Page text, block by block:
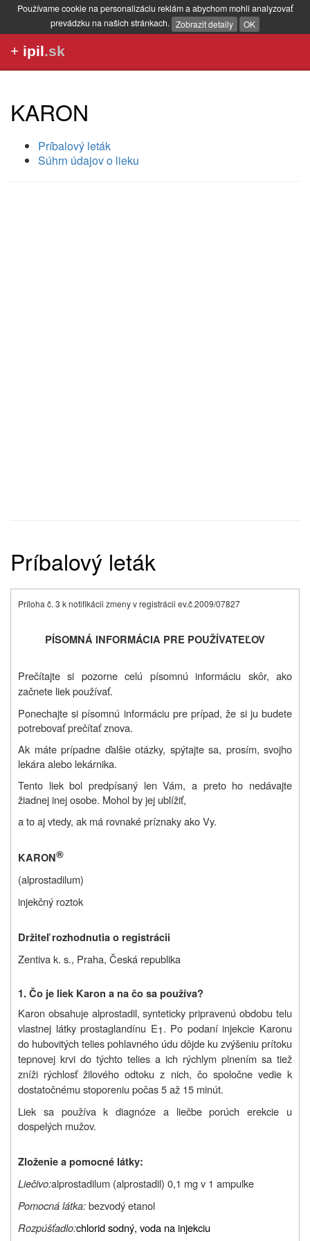
Používame cookie na personalizáciu reklám a abychom mohli analyzovať
prevádzku na našich stránkach. Zobrazit detaily OK
+ ipil.sk
KARON
Príbalový leták
Súhrn údajov o lieku
Príbalový leták
Príloha č. 3 k notifikácii zmeny v registrácii ev.č.2009/07827
PÍSOMNÁ INFORMÁCIA PRE POUŽÍVATEĽOV
Prečítajte si pozorne celú písomnú informáciu skôr, ako
začnete liek používať.
Ponechajte si písomnú informáciu pre prípad, že si ju budete
potrebovať prečítať znova.
Ak máte prípadne ďalšie otázky, spýtajte sa, prosím, svojho
lekára alebo lekárnika.
Tento liek bol predpísaný len Vám, a preto ho nedávajte
žiadnej inej osobe. Mohol by jej ublížiť,
a to aj vtedy, ak má rovnaké príznaky ako Vy.
KARON®
(alprostadilum)
injekčný roztok
Držiteľ rozhodnutia o registrácii
Zentiva k. s., Praha, Česká republika
1. Čo je liek Karon a na čo sa používa?
Karon obsahuje alprostadil, synteticky pripravenú obdobu telu
vlastnej látky prostaglandínu E1. Po podaní injekcie Karonu
do hubovitých telies pohlavného údu dôjde ku zvýšeniu prítoku
tepnovej krvi do týchto telies a ich rýchlym plnením sa tiež
zníži rýchlosť žilového odtoku z nich, čo spoločne vedie k
dostatočnému stoporeniu počas 5 až 15 minút.
Liek sa používa k diagnóze a liečbe porúch erekcie u
dospelých mužov.
Zloženiea pomocné látky:
Liečivo:alprostadilum (alprostadil) 0,1 mg v 1 ampulke
Pomocná látka:bezvodý etanol
Rozpúšťadlo:chlorid sodný, voda na injekciu